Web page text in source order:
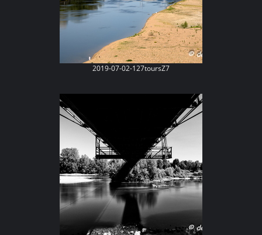
2019-07-02-127toursZ7